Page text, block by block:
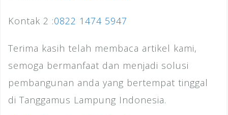
Kontak 2 :0822 1474 5947
Terima kasih telah membaca artikel kami,
semoga bermanfaat dan menjadi solusi
pembangunan anda yang bertempat tinggal
di Tanggamus Lampung Indonesia.